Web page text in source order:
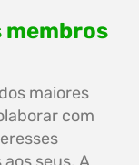
membros
maiores
com